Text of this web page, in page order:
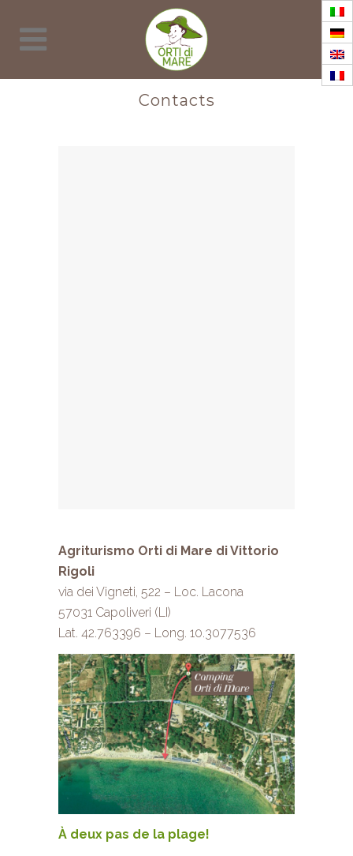
Contacts
Agriturismo Orti di Mare di Vittorio
Rigoli
via dei Vigneti, 522 – Loc. Lacona
57031 Capoliveri (LI)
Lat. 42.763396 – Long. 10.3077536
À deux pas de la plage!